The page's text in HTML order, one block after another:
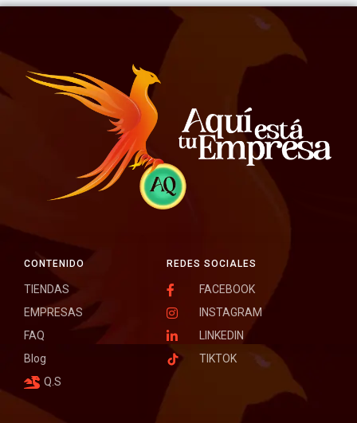
REDES SOCIALES
FACEBOOK
INSTAGRAM
LINKEDIN
TIKTOK
CONTENIDO
TIENDAS
EMPRESAS
FAQ
Blog
Q.S